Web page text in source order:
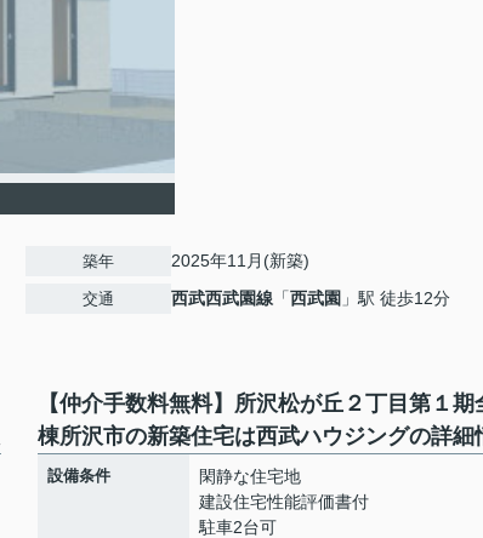
築年 2025年11月(新築)
交通 西武西武園線 「西武園 」駅 徒歩12分
【仲介手数料無料】所沢松が丘２丁目第１期
棟所沢市の新築住宅は西武ハウジングの詳細
設備条件
閑静な住宅地
建設住宅性能評価書付
駐車2台可